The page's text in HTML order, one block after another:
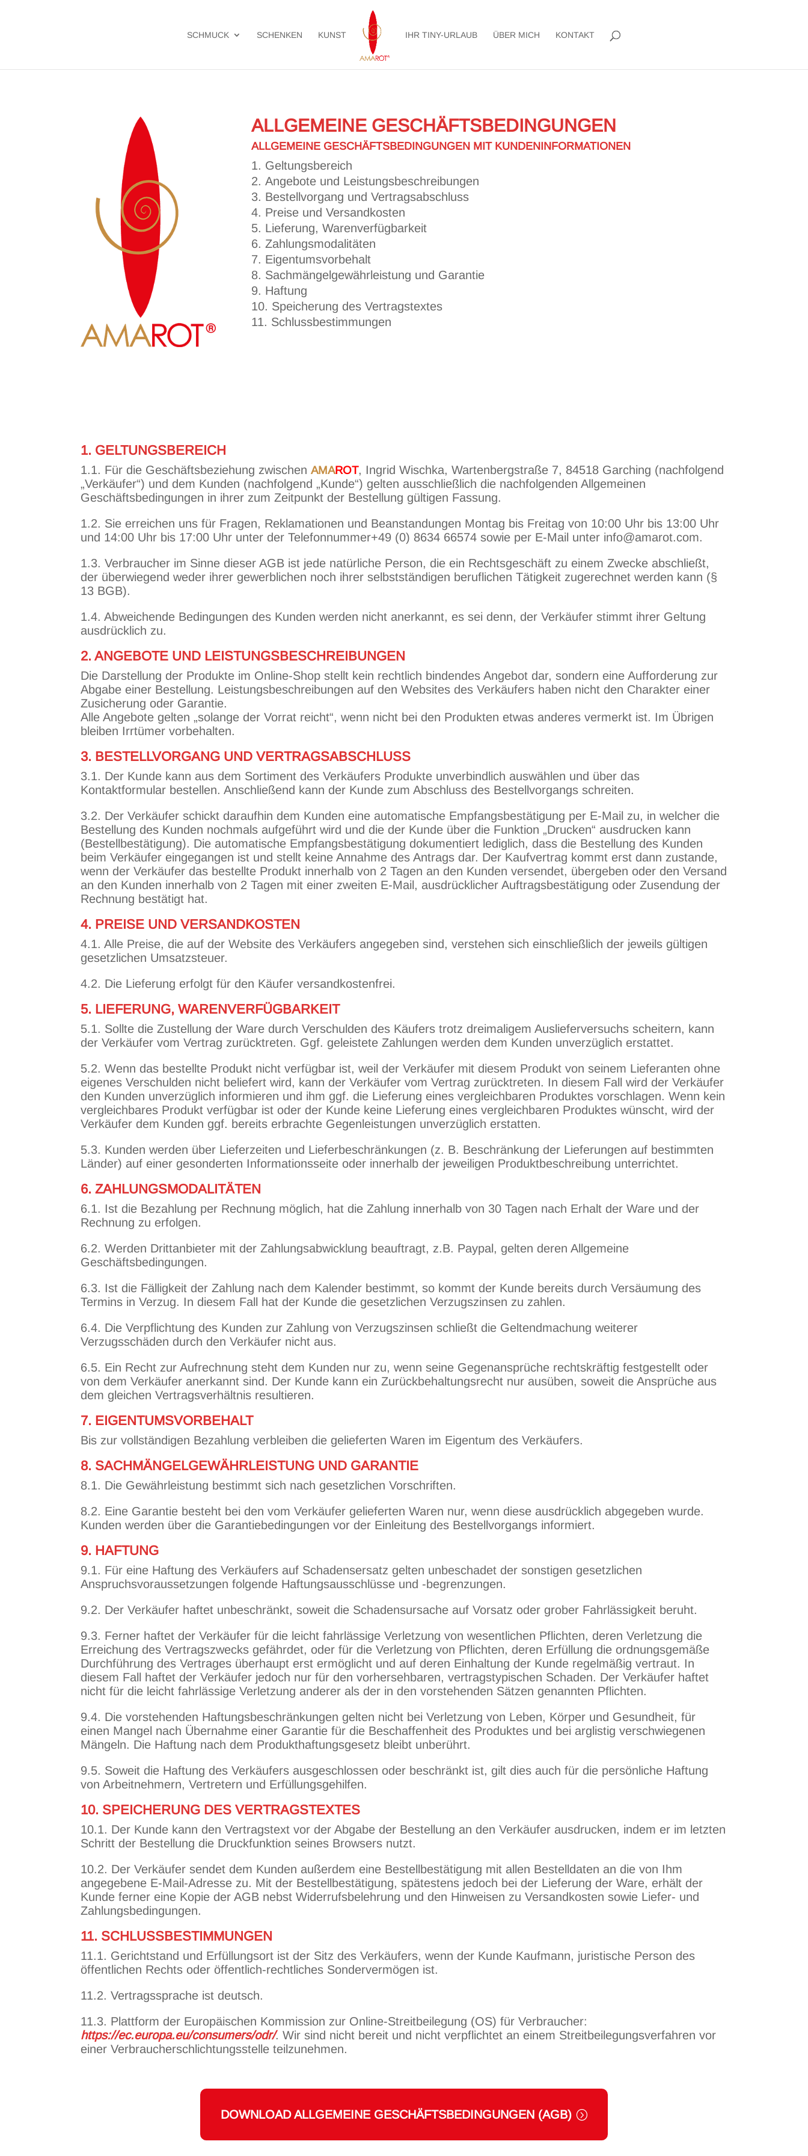
SCHMUCK SCHENKEN KUNST IHR TINY-URLAUB ÜBER MICH KONTAKT
ALLGEMEINE GESCHÄFTSBEDINGUNGEN
ALLGEMEINE GESCHÄFTSBEDINGUNGEN MIT KUNDENINFORMATIONEN
Geltungsbereich
Angebote und Leistungsbeschreibungen
Bestellvorgang und Vertragsabschluss
Preise und Versandkosten
Lieferung, Warenverfügbarkeit
Zahlungsmodalitäten
Eigentumsvorbehalt
Sachmängelgewährleistung und Garantie
Haftung
Speicherung des Vertragstextes
Schlussbestimmungen
1. GELTUNGSBEREICH
1.1. Für die Geschäftsbeziehung zwischenAMAROT, Ingrid Wischka, Wartenbergstraße 7, 84518 Garching (nachfolgend
„Verkäufer“) und dem Kunden (nachfolgend „Kunde“) gelten ausschließlich die nachfolgenden Allgemeinen
Geschäftsbedingungen in ihrer zum Zeitpunkt der Bestellung gültigen Fassung.
1.2. Sie erreichen uns für Fragen, Reklamationen und Beanstandungen Montag bis Freitag von 10:00 Uhr bis 13:00 Uhr
und 14:00 Uhr bis 17:00 Uhr unter der Telefonnummer+49 (0) 8634 66574 sowie per E-Mail unter info@amarot.com.
1.3. Verbraucher im Sinne dieser AGB ist jede natürliche Person, die ein Rechtsgeschäft zu einem Zwecke abschließt,
der überwiegend weder ihrer gewerblichen noch ihrer selbstständigen beruflichen Tätigkeit zugerechnet werden kann (§
13 BGB).
1.4. Abweichende Bedingungen des Kunden werden nicht anerkannt, es sei denn, der Verkäufer stimmt ihrer Geltung
ausdrücklich zu.
2. ANGEBOTE UND LEISTUNGSBESCHREIBUNGEN
Die Darstellung der Produkte im Online-Shop stellt kein rechtlich bindendes Angebot dar, sondern eine Aufforderung zur
Abgabe einer Bestellung. Leistungsbeschreibungen auf den Websites des Verkäufers haben nicht den Charakter einer
Zusicherung oder Garantie.
Alle Angebote gelten „solange der Vorrat reicht“, wenn nicht bei den Produkten etwas anderes vermerkt ist. Im Übrigen
bleiben Irrtümer vorbehalten.
3. BESTELLVORGANG UND VERTRAGSABSCHLUSS
3.1. Der Kunde kann aus dem Sortiment des Verkäufers Produkte unverbindlich auswählen und über das
Kontaktformular bestellen. Anschließend kann der Kunde zum Abschluss des Bestellvorgangs schreiten.
3.2. Der Verkäufer schickt daraufhin dem Kunden eine automatische Empfangsbestätigung per E-Mail zu, in welcher die
Bestellung des Kunden nochmals aufgeführt wird und die der Kunde über die Funktion „Drucken“ ausdrucken kann
(Bestellbestätigung). Die automatische Empfangsbestätigung dokumentiert lediglich, dass die Bestellung des Kunden
beim Verkäufer eingegangen ist und stellt keine Annahme des Antrags dar. Der Kaufvertrag kommt erst dann zustande,
wenn der Verkäufer das bestellte Produkt innerhalb von 2 Tagen an den Kunden versendet, übergeben oder den Versand
an den Kunden innerhalb von 2 Tagen mit einer zweiten E-Mail, ausdrücklicher Auftragsbestätigung oder Zusendung der
Rechnung bestätigt hat.
4. PREISE UND VERSANDKOSTEN
4.1. Alle Preise, die auf der Website des Verkäufers angegeben sind, verstehen sich einschließlich der jeweils gültigen
gesetzlichen Umsatzsteuer.
4.2. Die Lieferung erfolgt für den Käufer versandkostenfrei.
5. LIEFERUNG, WARENVERFÜGBARKEIT
5.1. Sollte die Zustellung der Ware durch Verschulden des Käufers trotz dreimaligem Auslieferversuchs scheitern, kann
der Verkäufer vom Vertrag zurücktreten. Ggf. geleistete Zahlungen werden dem Kunden unverzüglich erstattet.
5.2. Wenn das bestellte Produkt nicht verfügbar ist, weil der Verkäufer mit diesem Produkt von seinem Lieferanten ohne
eigenes Verschulden nicht beliefert wird, kann der Verkäufer vom Vertrag zurücktreten. In diesem Fall wird der Verkäufer
den Kunden unverzüglich informieren und ihm ggf. die Lieferung eines vergleichbaren Produktes vorschlagen. Wenn kein
vergleichbares Produkt verfügbar ist oder der Kunde keine Lieferung eines vergleichbaren Produktes wünscht, wird der
Verkäufer dem Kunden ggf. bereits erbrachte Gegenleistungen unverzüglich erstatten.
5.3. Kunden werden über Lieferzeiten und Lieferbeschränkungen (z. B. Beschränkung der Lieferungen auf bestimmten
Länder) auf einer gesonderten Informationsseite oder innerhalb der jeweiligen Produktbeschreibung unterrichtet.
6. ZAHLUNGSMODALITÄTEN
6.1. Ist die Bezahlung per Rechnung möglich, hat die Zahlung innerhalb von 30 Tagen nach Erhalt der Ware und der
Rechnung zu erfolgen.
6.2. Werden Drittanbieter mit der Zahlungsabwicklung beauftragt, z.B. Paypal, gelten deren Allgemeine
Geschäftsbedingungen.
6.3. Ist die Fälligkeit der Zahlung nach dem Kalender bestimmt, so kommt der Kunde bereits durch Versäumung des
Termins in Verzug. In diesem Fall hat der Kunde die gesetzlichen Verzugszinsen zu zahlen.
6.4. Die Verpflichtung des Kunden zur Zahlung von Verzugszinsen schließt die Geltendmachung weiterer
Verzugsschäden durch den Verkäufer nicht aus.
6.5. Ein Recht zur Aufrechnung steht dem Kunden nur zu, wenn seine Gegenansprüche rechtskräftig festgestellt oder
von dem Verkäufer anerkannt sind. Der Kunde kann ein Zurückbehaltungsrecht nur ausüben, soweit die Ansprüche aus
dem gleichen Vertragsverhältnis resultieren.
7. EIGENTUMSVORBEHALT
Bis zur vollständigen Bezahlung verbleiben die gelieferten Waren im Eigentum des Verkäufers.
8. SACHMÄNGELGEWÄHRLEISTUNG UND GARANTIE
8.1. Die Gewährleistung bestimmt sich nach gesetzlichen Vorschriften.
8.2. Eine Garantie besteht bei den vom Verkäufer gelieferten Waren nur, wenn diese ausdrücklich abgegeben wurde.
Kunden werden über die Garantiebedingungen vor der Einleitung des Bestellvorgangs informiert.
9. HAFTUNG
9.1. Für eine Haftung des Verkäufers auf Schadensersatz gelten unbeschadet der sonstigen gesetzlichen
Anspruchsvoraussetzungen folgende Haftungsausschlüsse und -begrenzungen.
9.2. Der Verkäufer haftet unbeschränkt, soweit die Schadensursache auf Vorsatz oder grober Fahrlässigkeit beruht.
9.3. Ferner haftet der Verkäufer für die leicht fahrlässige Verletzung von wesentlichen Pflichten, deren Verletzung die
Erreichung des Vertragszwecks gefährdet, oder für die Verletzung von Pflichten, deren Erfüllung die ordnungsgemäße
Durchführung des Vertrages überhaupt erst ermöglicht und auf deren Einhaltung der Kunde regelmäßig vertraut. In
diesem Fall haftet der Verkäufer jedoch nur für den vorhersehbaren, vertragstypischen Schaden. Der Verkäufer haftet
nicht für die leicht fahrlässige Verletzung anderer als der in den vorstehenden Sätzen genannten Pflichten.
9.4. Die vorstehenden Haftungsbeschränkungen gelten nicht bei Verletzung von Leben, Körper und Gesundheit, für
einen Mangel nach Übernahme einer Garantie für die Beschaffenheit des Produktes und bei arglistig verschwiegenen
Mängeln. Die Haftung nach dem Produkthaftungsgesetz bleibt unberührt.
9.5. Soweit die Haftung des Verkäufers ausgeschlossen oder beschränkt ist, gilt dies auch für die persönliche Haftung
von Arbeitnehmern, Vertretern und Erfüllungsgehilfen.
10. SPEICHERUNG DES VERTRAGSTEXTES
10.1. Der Kunde kann den Vertragstext vor der Abgabe der Bestellung an den Verkäufer ausdrucken, indem er im letzten
Schritt der Bestellung die Druckfunktion seines Browsers nutzt.
10.2. Der Verkäufer sendet dem Kunden außerdem eine Bestellbestätigung mit allen Bestelldaten an die von Ihm
angegebene E-Mail-Adresse zu. Mit der Bestellbestätigung, spätestens jedoch bei der Lieferung der Ware, erhält der
Kunde ferner eine Kopie der AGB nebst Widerrufsbelehrung und den Hinweisen zu Versandkosten sowie Liefer- und
Zahlungsbedingungen.
11. SCHLUSSBESTIMMUNGEN
11.1. Gerichtstand und Erfüllungsort ist der Sitz des Verkäufers, wenn der Kunde Kaufmann, juristische Person des
öffentlichen Rechts oder öffentlich-rechtliches Sondervermögen ist.
11.2. Vertragssprache ist deutsch.
11.3. Plattform der Europäischen Kommission zur Online-Streitbeilegung (OS) für Verbraucher:
https://ec.europa.eu/consumers/odr/. Wir sind nicht bereit und nicht verpflichtet an einem Streitbeilegungsverfahren vor
einer Verbraucherschlichtungsstelle teilzunehmen.
DOWNLOAD ALLGEMEINE GESCHÄFTSBEDINGUNGEN (AGB)